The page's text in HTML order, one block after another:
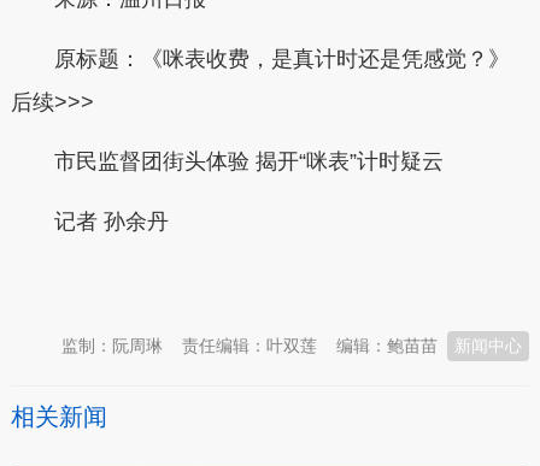
原标题：《咪表收费，是真计时还是凭感觉？》
后续>>>
市民监督团街头体验 揭开“咪表”计时疑云
记者 孙余丹
新闻中心
编辑：鲍苗苗
责任编辑：叶双莲
监制：阮周琳
相关新闻